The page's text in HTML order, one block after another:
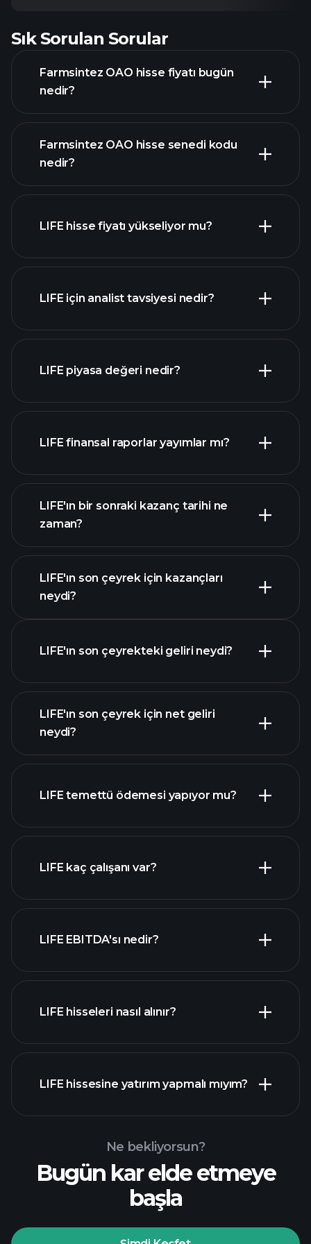
Sık Sorulan Sorular
Farmsintez OAO hisse fiyatı bugün
nedir?
gelişmiş grafik
Farmsintez OAO hisse senedi kodu
nedir?
LIFE hisse fiyatı yükseliyor mu?
LIFE grafik
LIFE için analist tavsiyesi nedir?
LIFE piyasa değeri nedir?
piyasa
LIFE finansal raporlar yayımlar mı?
LIFE finansal verilerini
LIFE'ın bir sonraki kazanç tarihi ne
zaman?
LIFE'ın son çeyrek için kazançları
neydi?
LIFE
kazançları
LIFE'ın son çeyrekteki geliri neydi?
mali raporlar
LIFE'ın son çeyrek için net geliri
neydi?
LIFE temettü ödemesi yapıyor mu?
hisseler
LIFE kaç çalışanı var?
işverenler
LIFE EBITDA'sı nedir?
LIFE hisseleri nasıl alınır?
Playtrade
LIFE hissesine yatırım yapmalı mıyım?
Ne bekliyorsun?
Bugün kar elde etmeye
başla